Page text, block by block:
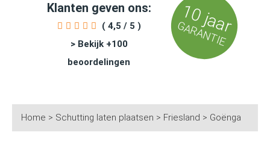
Klanten geven ons:
( 4,5 / 5 )
> Bekijk +100
beoordelingen
10 jaar
GARANTIE
Home > Schutting laten plaatsen > Friesland > Goënga